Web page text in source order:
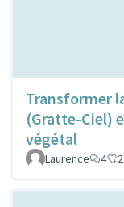
Transformer
(Gratte-Ciel)
végétal
Laurence 4